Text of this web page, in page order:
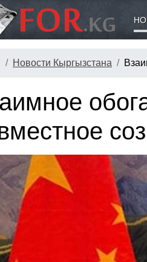
Новости Кыргызстана